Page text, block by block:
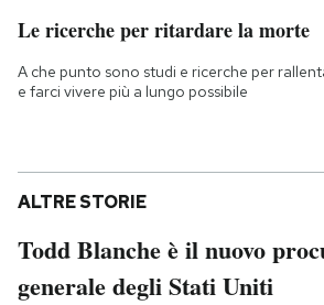
Le ricerche per ritardare la morte
A che punto sono studi e ricerche per
e farci vivere più a lungo possibile
ALTRE STORIE
Todd Blanche è il nuovo
generale degli Stati Uniti